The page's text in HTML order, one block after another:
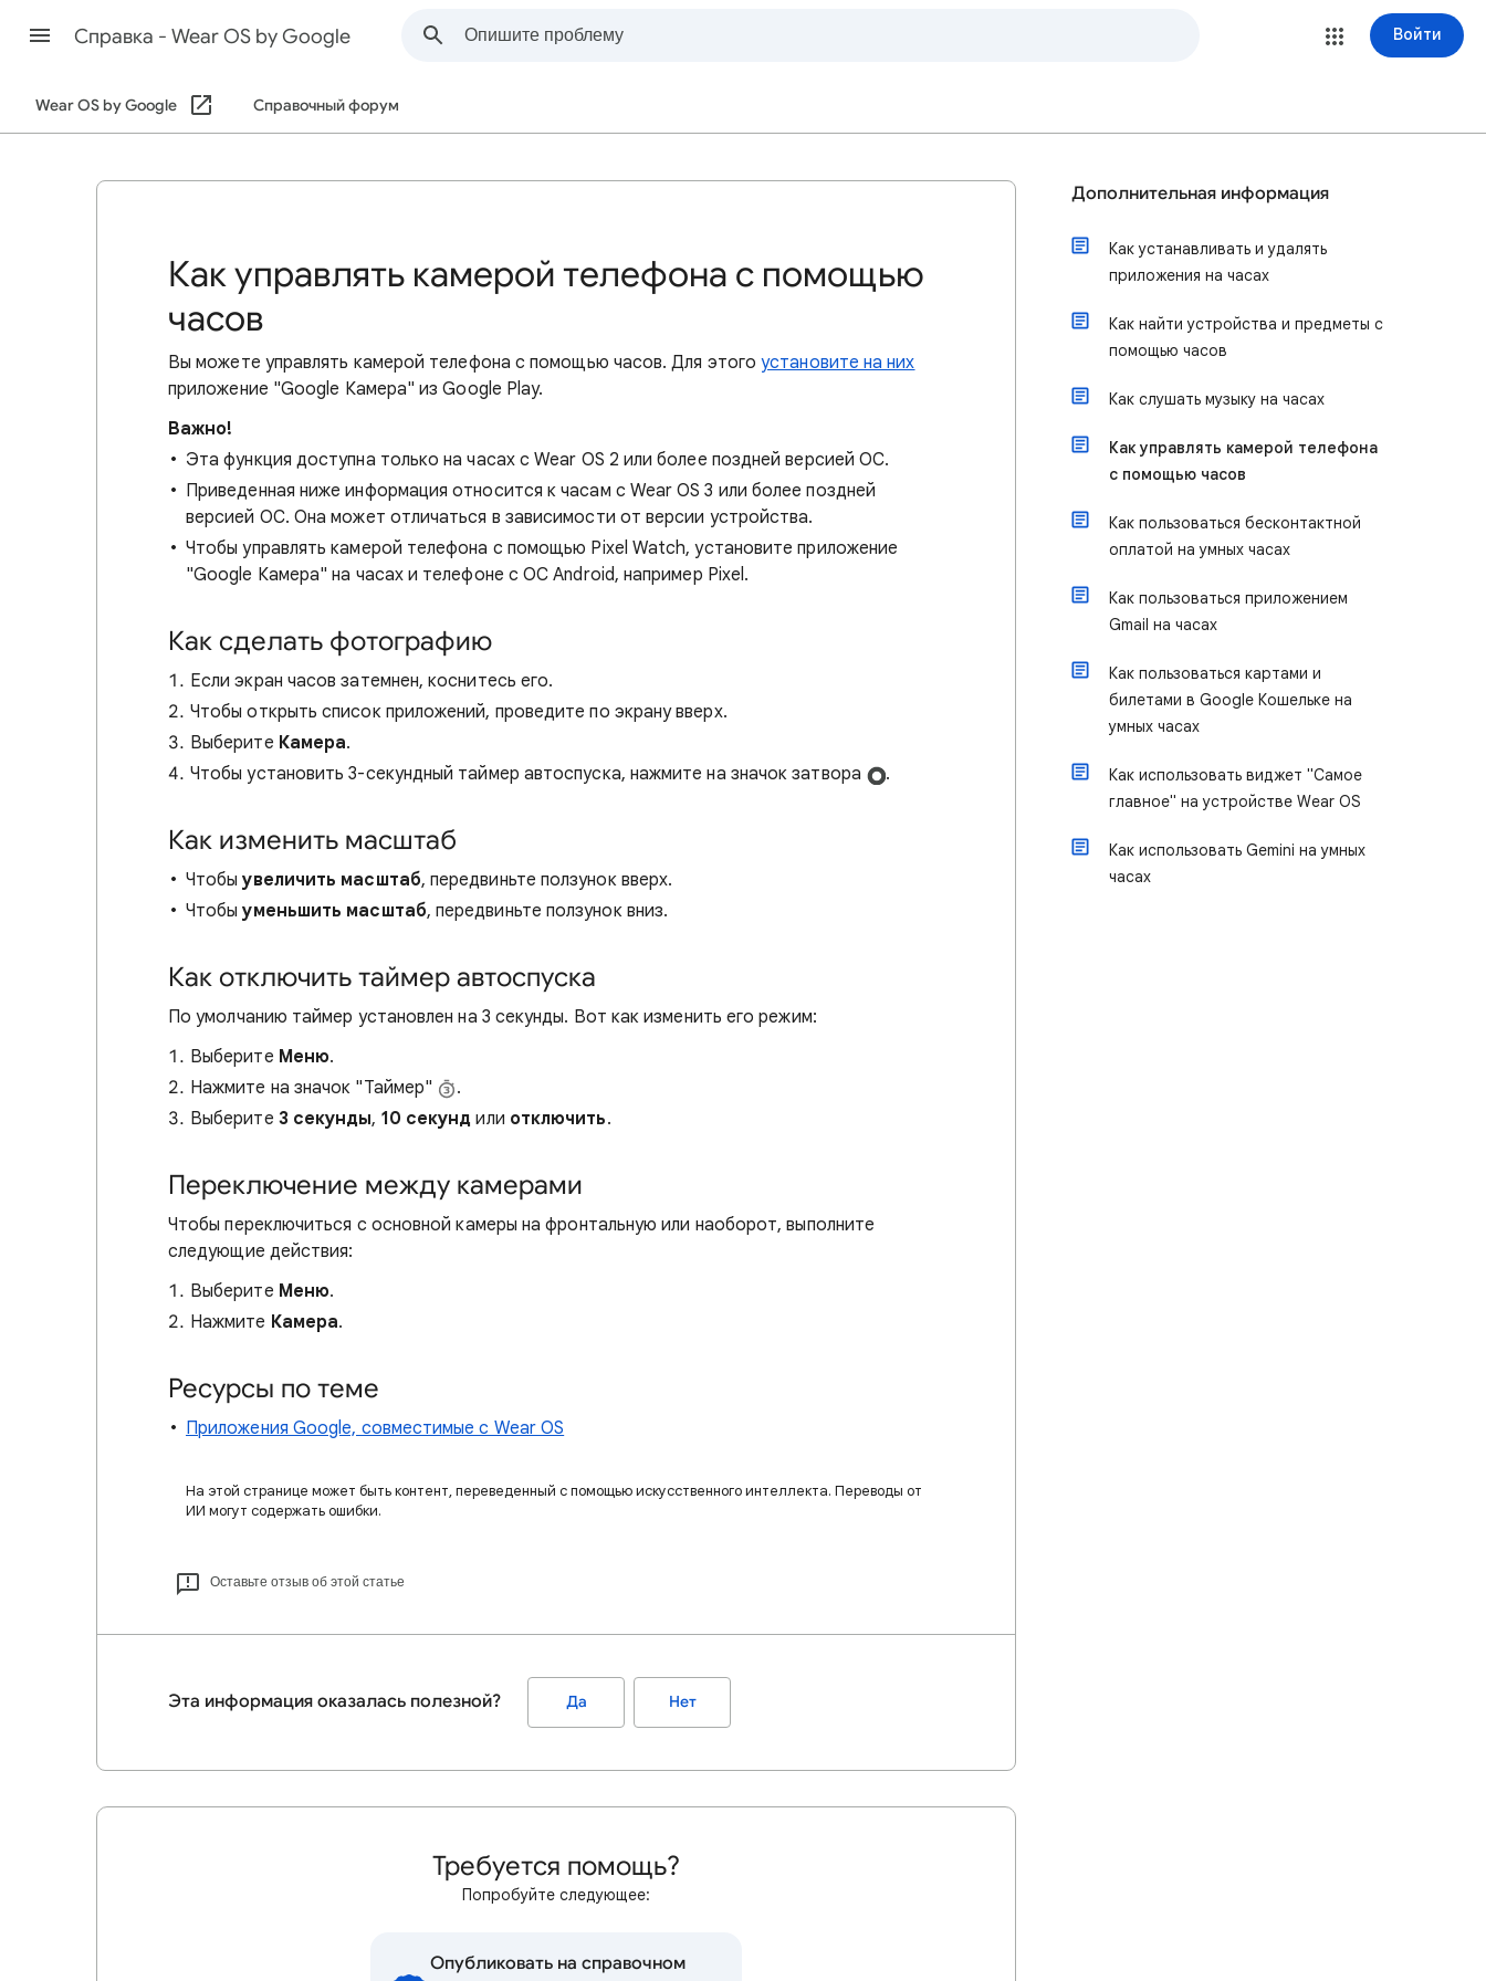
Cправка - Wear OS by Google Войти
Wear OS by Google Справочный форум
Как управлять камерой телефона с помощью
часов
Вы можете управлять камерой телефона с помощью часов. Для этогоустановите на них
приложение "Google Камера" из Google Play.
Важно!
Эта функция доступна только на часах с Wear OS 2 или более поздней версией ОС.
Приведенная ниже информация относится к часам с Wear OS 3 или более поздней
версией ОС. Она может отличаться в зависимости от версии устройства.
Чтобы управлять камерой телефона с помощью Pixel Watch, установите приложение
"Google Камера" на часах и телефоне с ОС Android, например Pixel.
Как сделать фотографию
Если экран часов затемнен, коснитесь его.
Чтобы открыть список приложений, проведите по экрану вверх.
Выберите Камера.
Чтобы установить 3-секундный таймер автоспуска, нажмите на значок затвора
.
Как изменить масштаб
Чтобыувеличить масштаб, передвиньте ползунок вверх.
Чтобыуменьшить масштаб, передвиньте ползунок вниз.
Как отключить таймер автоспуска
По умолчанию таймер установлен на 3 секунды. Вот как изменить его режим:
Выберите Меню.
Нажмите на значок "Таймер"
.
Выберите 3 секунды, 10 секунд или отключить.
Переключение между камерами
Чтобы переключиться с основной камеры на фронтальную или наоборот, выполните
следующие действия:
Выберите Меню.
Нажмите Камера.
Ресурсы по теме
Приложения Google, совместимые с Wear OS
На этой странице может быть контент, переведенный с помощью искусственного интеллекта. Переводы от
ИИ могут содержать ошибки.
Оставьте отзыв об этой статье
Эта информация оказалась полезной? Да Нет
Требуется помощь?
Попробуйте следующее:
Опубликовать на справочном
Дополнительная информация
Как устанавливать и удалять
приложения на часах
Как найти устройства и предметы с
помощью часов
Как слушать музыку на часах
Как управлять камерой телефона
с помощью часов
Как пользоваться бесконтактной
оплатой на умных часах
Как пользоваться приложением
Gmail на часах
Как пользоваться картами и
билетами в Google Кошельке на
умных часах
Как использовать виджет "Самое
главное" на устройстве Wear OS
Как использовать Gemini на умных
часах